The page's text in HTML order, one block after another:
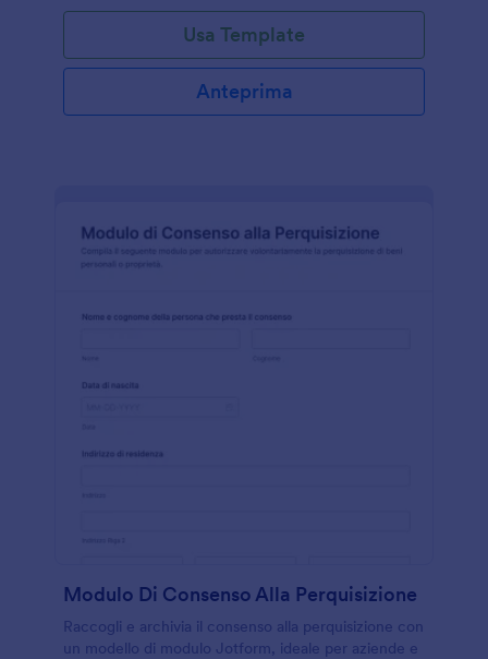
Usa Template
Anteprima
Modulo Di Consenso Alla Perquisizione
Raccogli e archivia il consenso alla perquisizione con
un modello di modulo Jotform, ideale per aziende e